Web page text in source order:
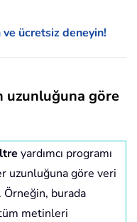
ücretsiz deneyin!
uzunluğuna göre
yardımcı programı
uzunluğuna göre veri
burada
metinleri